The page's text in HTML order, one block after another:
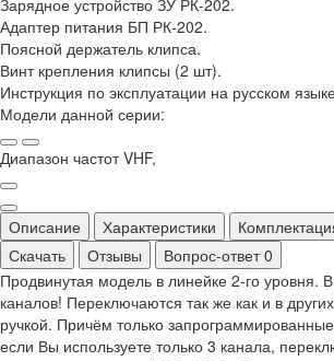
Зарядное устройство ЗУ РК-202.
Адаптер питания БП РК-202.
Поясной держатель клипса.
Винт крепления клипсы (2 шт).
Инструкция по эксплуатации на русском
Модели данной серии:
Диапазон частот VHF,
Описание Характеристики
Скачать
Отзывы Вопрос-ответ0
Продвинутая модель в линейке 2-го уровня.
каналов! Переключаются так же как и в
ручкой. Причём только
если Вы используете только 3 канала,